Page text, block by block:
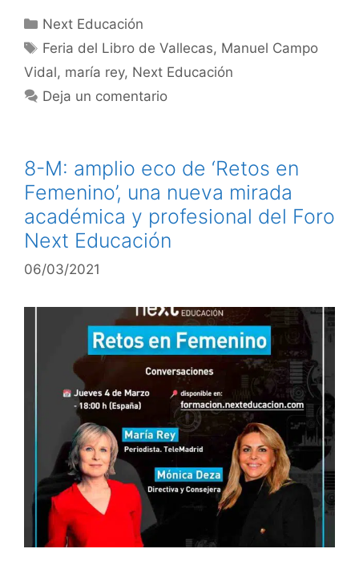
Next Educación
Feria del Libro de Vallecas, Manuel Campo
Vidal, maría rey, Next Educación
Deja un comentario
8-M: amplio eco de ‘Retos en
Femenino’, una nueva mirada
académica y profesional del Foro
Next Educación
06/03/2021